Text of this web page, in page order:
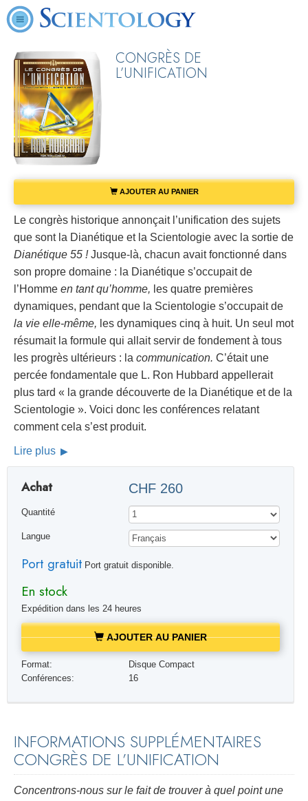
CONGRÈS DE
L’UNIFICATION
AJOUTER AU PANIER
Le congrès historique annonçait l’unification des sujets
que sont la Dianétique et la Scientologie avec la sortie de
Dianétique 55 !Jusque-là, chacun avait fonctionné dans
son propre domaine : la Dianétique s’occupait de
l’Homme en tant qu’homme, les quatre premières
dynamiques, pendant que la Scientologie s’occupait de
la vie elle-même, les dynamiques cinq à huit. Un seul mot
résumait la formule qui allait servir de fondement à tous
les progrès ultérieurs : la communication. C’était une
percée fondamentale que L. Ron Hubbard appellerait
plus tard « la grande découverte de la Dianétique et de la
Scientologie ». Voici donc les conférences relatant
comment cela s’est produit.
Lire plus
Achat CHF 260
Quantité
Langue
Port gratuitPort gratuit disponible.
En stock
Expédition dans les 24 heures
AJOUTER AU PANIER
Format:
Disque Compact
Conférences:
16
INFORMATIONS SUPPLÉMENTAIRES
CONGRÈS DE L’UNIFICATION
Concentrons-nous sur le fait de trouver à quel point une